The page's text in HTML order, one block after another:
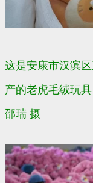
这是安康市汉滨
产的老虎毛绒玩
邵瑞 摄